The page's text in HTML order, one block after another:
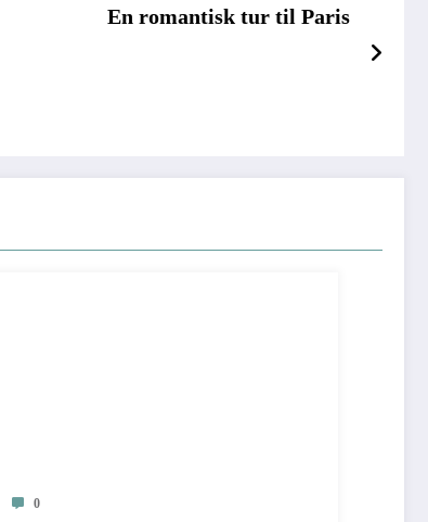
En romantisk tur til Paris
0